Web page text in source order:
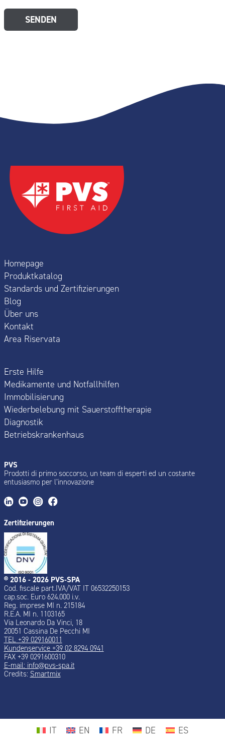
Homepage
Produktkatalog
Standards und Zertifizierungen
Blog
Über uns
Kontakt
Area Riservata
Erste Hilfe
Medikamente und Notfallhilfen
Immobilisierung
Wiederbelebung mit Sauerstofftherapie
Diagnostik
Betriebskrankenhaus
PVS
Prodotti di primo soccorso, un team di esperti ed un costante
entusiasmo per l’innovazione
Zertifizierungen
® 2016 - 2026 PVS-SPA
Cod. fiscale part.IVA/VAT IT 06532250153
cap.soc. Euro 624.000 i.v.
Reg. imprese MI n. 215184
R.E.A. MI n. 1103165
Via Leonardo Da Vinci, 18
20051 Cassina De Pecchi MI
TEL +39 029160011
Kundenservice +39 02 8294 0941
FAX +39 0291600310
E-mail: info@pvs-spa.it
Credits: Smartmix
IT EN FR DE ES